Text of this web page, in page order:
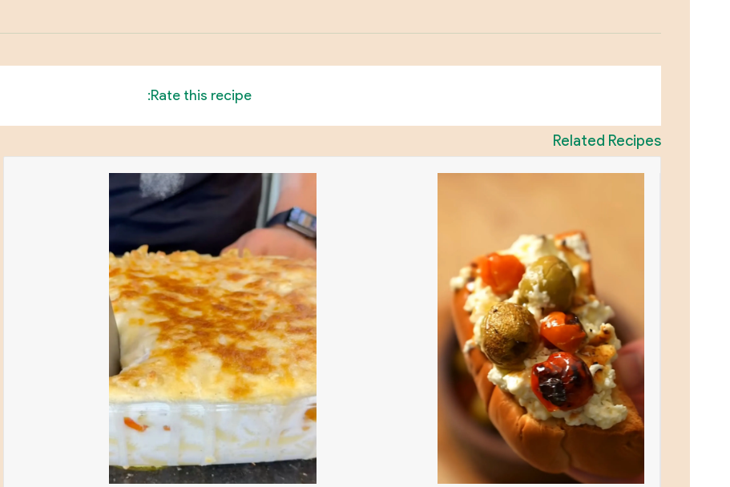
Rate this recipe:
Related Recipes